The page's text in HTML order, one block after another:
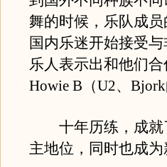
舞的时候，乐队成
国内乐迷开始接受
乐人表示出和他们
Howie B（U2、Bjork
十年历练，成就
主地位，同时也成